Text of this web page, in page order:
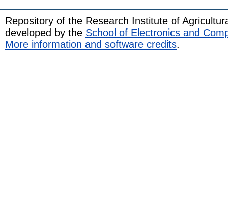
Repository of the Research Institute of
developed by the School of Electronics and
More information and software credits.